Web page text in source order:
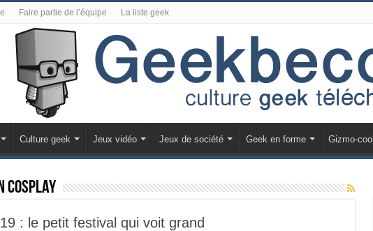
Faire partie de l’équipe La liste geek
Culture geek Jeux vidéo Jeux de société Geek en forme Gizmo-cool
Cosplay
: le petit festival qui voit grand